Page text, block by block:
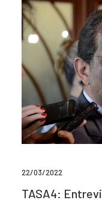
22/03/2022
TASA4: